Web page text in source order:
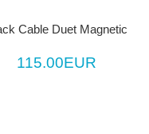
Cable Duet Magnetic
115.00EUR